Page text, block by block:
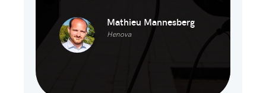
Mathieu Mannesberg
Henova